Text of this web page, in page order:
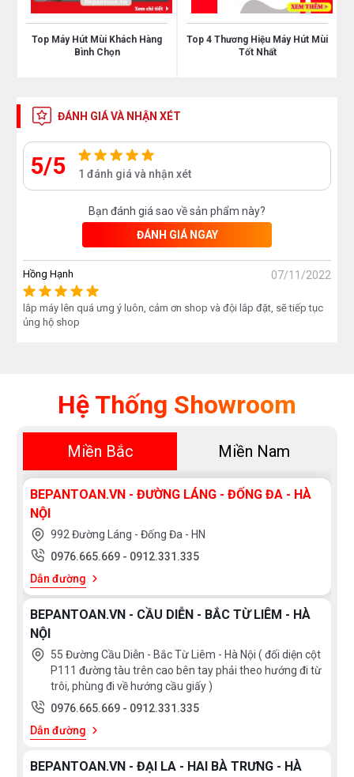
năng tiêu thu điện của máy khiến bạn phải ngạc nhiên vì 6
đến 7 tiếng đồng hồ hoạt động của máy mới hết có 1 số
các sản phẩm thiết bị nhà bếp và thiết bị phòng
tắm vui lòng liên hệ với chúng tôi
theohotline 0976665669 - 0912331335để có giá tốt
nhất hoặc tới trực tiếp địa chỉ hệ thống của Bếp an
toàn để được tư vấn tốt nhất từ các nhân viên bán
hàng của chúng tôi!
Top Máy Hút Mùi Khách Hàng
Bình Chọn
Top 4 Thương Hiệu Máy Hút Mùi
Tốt Nhất
ĐÁNH GIÁ VÀ NHẬN XÉT
5/5 1 đánh giá và nhận xét
Bạn đánh giá sao về sản phẩm này?
ĐÁNH GIÁ NGAY
Hồng Hạnh 07/11/2022
lắp máy lên quá ưng ý luôn, cảm ơn shop và đội lắp đặt, sẽ tiếp tục
ủng hộ shop
Hệ Thống Showroom
Miền Bắc Miền Nam
BEPANTOAN.VN - ĐƯỜNG LÁNG - ĐỐNG ĐA - HÀ
NỘI
992 Đường Láng - Đống Đa - HN
0976.665.669 - 0912.331.335
Dẫn đường
BEPANTOAN.VN - CẦU DIỄN - BẮC TỪ LIÊM - HÀ
NỘI
55 Đường Cầu Diễn - Bắc Từ Liêm - Hà Nội ( đối diện cột
P111 đường tàu trên cao bên tay phải theo hướng đi từ
trôi, phùng đi về hướng cầu giấy )
0976.665.669 - 0912.331.335
Dẫn đường
BEPANTOAN.VN - ĐẠI LA - HAI BÀ TRƯNG - HÀ